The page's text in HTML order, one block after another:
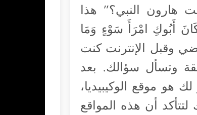
هارون النبي؟” هذا
أَبُوكِ امْرَأَ سَوْءٍ وَمَا
في الماضي وقبل الإنترنت كنت
وتسأل سؤالك. بعد
موقع الوكيبيديا،
أن هذه المواقع